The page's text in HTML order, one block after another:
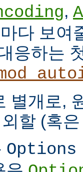
,
다 보여
응하는
별개로,
할 (혹
Options